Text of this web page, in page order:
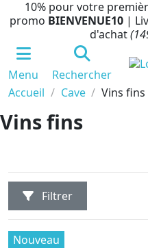
10% pour votre
promo BIENVENUE10 |
d'achat
Menu Rechercher
Accueil
Cave Vins fins
Vins fins
Filtrer
Nouveau